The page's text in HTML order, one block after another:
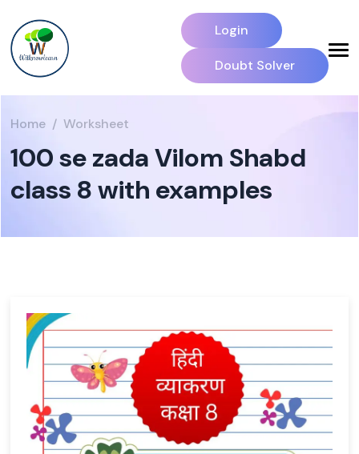
Login
Doubt Solver
Home Worksheet
100 se zada Vilom Shabd
class 8 with examples